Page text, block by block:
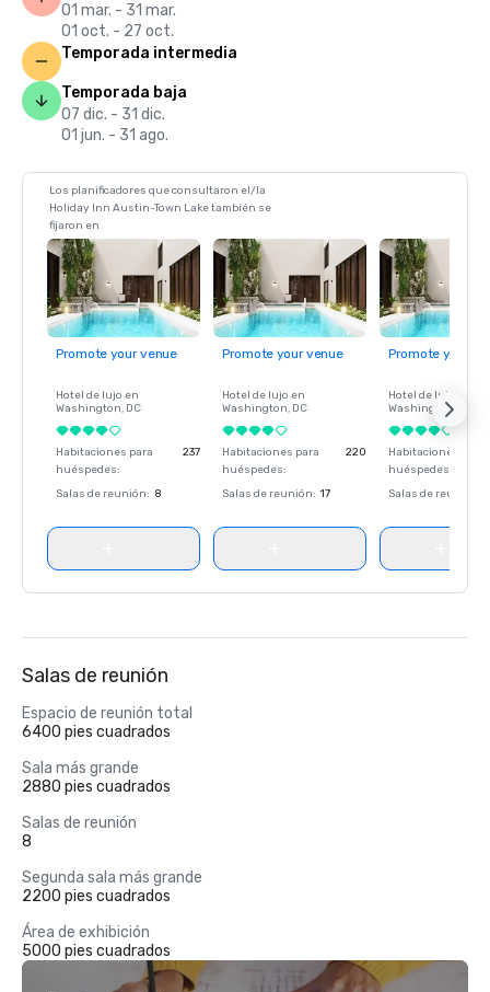
01 mar. - 31 mar.
01 oct. - 27 oct.
Temporada intermedia
Temporada baja
07 dic. - 31 dic.
01 jun. - 31 ago.
Los planificadores que consultaron el/la
Holiday Inn Austin-Town Lake también se
fijaron en
Promote your venue
Hotel de lujo en
Washington, DC
Habitaciones para
huéspedes:
237
Salas de reunión: 8
Promote your venue
Hotel de lujo en
Washington, DC
Habitaciones para
huéspedes:
220
Salas de reunión: 17
Promote your
Hotel de lujo en
Washington
Habitaciones para
huéspedes
Salas de reunión
Salas de reunión
Espacio de reunión total
6400 pies cuadrados
Sala más grande
2880 pies cuadrados
Salas de reunión
8
Segunda sala más grande
2200 pies cuadrados
Área de exhibición
5000 pies cuadrados